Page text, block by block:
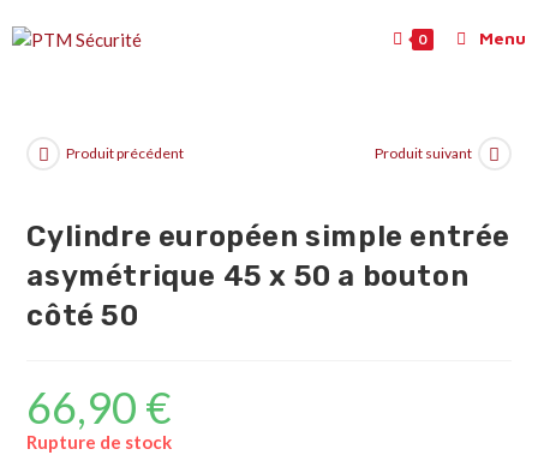
0 Menu
Produit précédent Produit suivant
Cylindre européen simple entrée
asymétrique 45 x 50 a bouton
côté 50
66,90 €
Rupture de stock